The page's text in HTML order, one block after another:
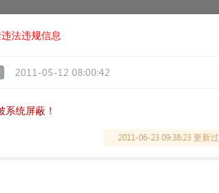
法违规信息
2011-05-12 08:00:42
统屏蔽！
2011-06-23 09:38:23 更新过